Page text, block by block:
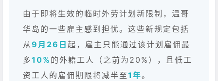
由于即将生效的临时外劳计划新限制，温哥
华岛的一些雇主感到担忧。 这些新规定包括
从9月26日 起，雇主只能通过该计划雇佣最
多10% 的外籍工人（之前为20%），且低工
资工人的雇佣期限将减半至1 年。